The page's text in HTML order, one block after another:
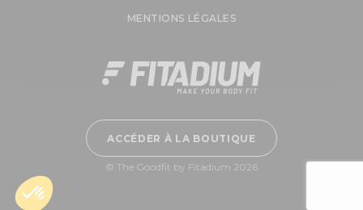
MENTIONS LÉGALES
ACCÉDER À LA BOUTIQUE
© The Goodfit by Fitadium 2026